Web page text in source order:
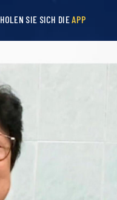
HOLEN SIE SICH DIEAPP